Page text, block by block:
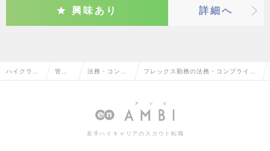
興味あり 詳細へ
ハイクラス 管理 法務・コンプ フレックス勤務の法務・コンプライア
若手ハイキャリアのスカウト転職